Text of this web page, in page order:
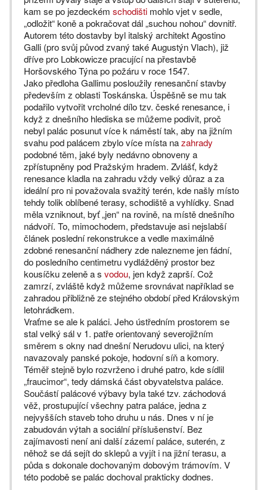
kam se po jezdeckém schodišti mohlo vjet v sedle,
„odložit“ koně a pokračovat dál „suchou nohou“ dovnitř.
Autorem této dostavby byl italský architekt Agostino
Galli (pro svůj původ zvaný také Augustýn Vlach), již
dříve pro Lobkowicze pracující na přestavbě
Horšovského Týna po požáru v roce 1547.
Jako předloha Gallimu posloužily renesanční stavby
především z oblasti Toskánska. Úspěšně se mu tak
podařilo vytvořit vrcholné dílo tzv. české renesance, i
když z dnešního hlediska se můžeme podivit, proč
nebyl palác posunut více k náměstí tak, aby na jižním
svahu pod palácem zbylo více místa nazahrady
podobné těm, jaké byly nedávno obnoveny a
zpřístupněny pod Pražským hradem. Zvlášť, když
renesance kladla na zahradu vždy velký důraz a za
ideální pro ni považovala svažitý terén, kde našly místo
tehdy tolik oblíbené terasy, schodiště a vyhlídky. Snad
měla vzniknout, byť „jen“ na rovině, na místě dnešního
nádvoří. To, mimochodem, představuje asi nejslabší
článek poslední rekonstrukce a vedle maximálně
zdobné renesanční nádhery zde nalezneme jen fádní,
do posledního centimetru vydlážděný prostor bez
kousíčku zeleně a s vodou, jen když zaprší. Což
zamrzí, zvláště když můžeme srovnávat například se
zahradou přibližně ze stejného období před Královským
letohrádkem.
Vraťme se ale k paláci. Jeho ústředním prostorem se
stal velký sál v 1. patře orientovaný severojižním
směrem s okny nad dnešní Nerudovu ulici, na který
navazovaly panské pokoje, hodovní síň a komory.
Téměř stejně bylo rozvrženo i druhé patro, kde sídlil
„fraucimor“, tedy dámská část obyvatelstva paláce.
Součástí palácové výbavy byla také tzv. záchodová
věž, prostupující všechny patra paláce, jedna z
nejvyšších staveb toho druhu u nás. Dnes v ní je
zabudován výtah a sociální příslušenství. Bez
zajímavosti není ani další zázemí paláce, suterén, z
něhož se dá sejít do sklepů a vyjít i na jižní terasu, a
půda s dokonale dochovaným dobovým trámovím. V
této podobě se palác dochoval prakticky dodnes.